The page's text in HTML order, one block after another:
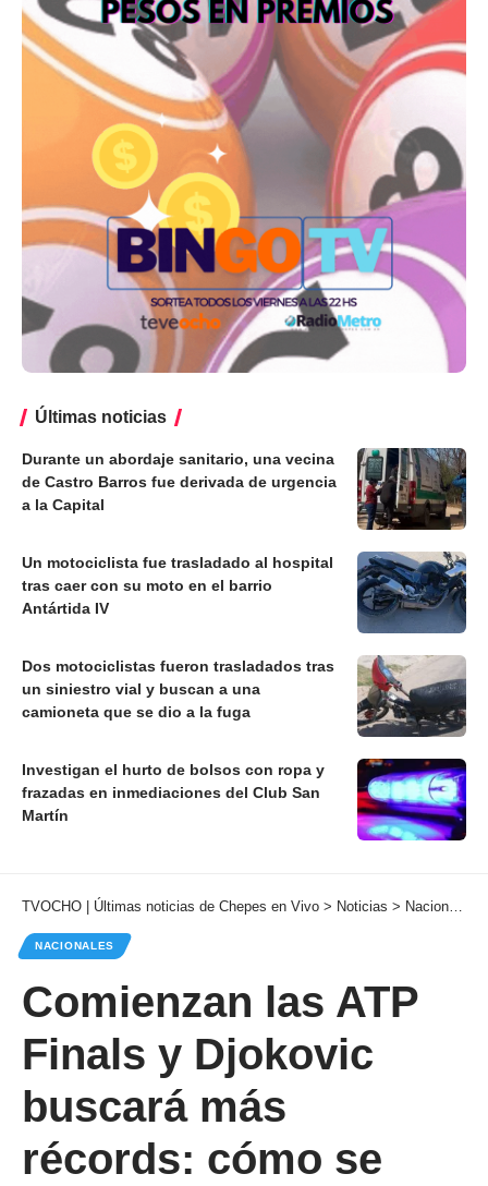
Últimas noticias
Durante un abordaje sanitario, una vecina
de Castro Barros fue derivada de urgencia
a la Capital
Un motociclista fue trasladado al hospital
tras caer con su moto en el barrio
Antártida IV
Dos motociclistas fueron trasladados tras
un siniestro vial y buscan a una
camioneta que se dio a la fuga
Investigan el hurto de bolsos con ropa y
frazadas en inmediaciones del Club San
Martín
TVOCHO | Últimas noticias de Chepes en Vivo > Noticias > Nacionales
NACIONALES
Comienzan las ATP
Finals y Djokovic
buscará más
récords: cómo se